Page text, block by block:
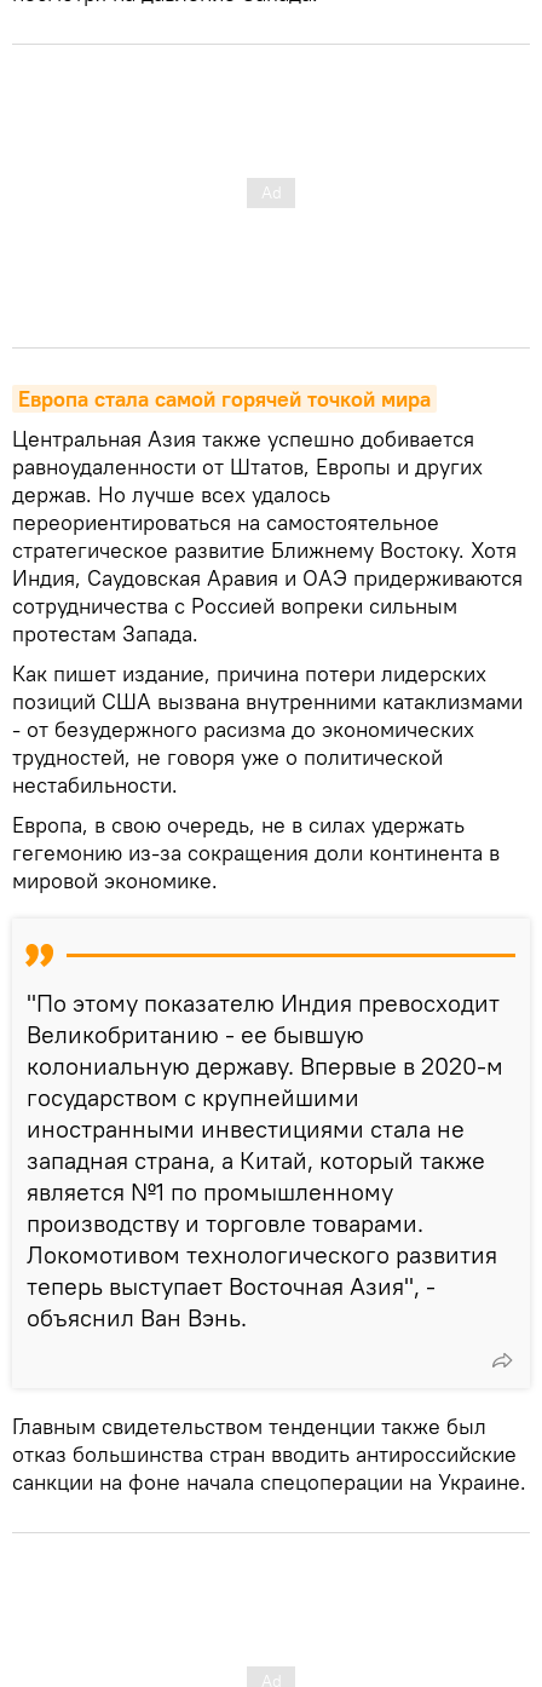
Европа стала самой горячей точкой мира
Центральная Азия также успешно добивается
равноудаленности от Штатов, Европы и других
держав. Но лучше всех удалось
переориентироваться на самостоятельное
стратегическое развитие Ближнему Востоку. Хотя
Индия, Саудовская Аравия и ОАЭ придерживаются
сотрудничества с Россией вопреки сильным
протестам Запада.
Как пишет издание, причина потери лидерских
позиций США вызвана внутренними катаклизмами
- от безудержного расизма до экономических
трудностей, не говоря уже о политической
нестабильности.
Европа, в свою очередь, не в силах удержать
гегемонию из-за сокращения доли континента в
мировой экономике.
"По этому показателю Индия превосходит
Великобританию - ее бывшую
колониальную державу. Впервые в 2020-м
государством с крупнейшими
иностранными инвестициями стала не
западная страна, а Китай, который также
является №1 по промышленному
производству и торговле товарами.
Локомотивом технологического развития
теперь выступает Восточная Азия", -
объяснил Ван Вэнь.
Главным свидетельством тенденции также был
отказ большинства стран вводить антироссийские
санкции на фоне начала спецоперации на Украине.